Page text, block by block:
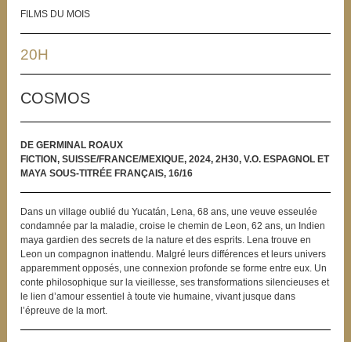
FILMS DU MOIS
20H
COSMOS
DE GERMINAL ROAUX
FICTION, SUISSE/FRANCE/MEXIQUE, 2024, 2H30, V.O. ESPAGNOL ET
MAYA SOUS-TITRÉE FRANÇAIS, 16/16
Dans un village oublié du Yucatán, Lena, 68 ans, une veuve esseulée
condamnée par la maladie, croise le chemin de Leon, 62 ans, un Indien
maya gardien des secrets de la nature et des esprits. Lena trouve en
Leon un compagnon inattendu. Malgré leurs différences et leurs univers
apparemment opposés, une connexion profonde se forme entre eux. Un
conte philosophique sur la vieillesse, ses transformations silencieuses et
le lien d’amour essentiel à toute vie humaine, vivant jusque dans
l’épreuve de la mort.